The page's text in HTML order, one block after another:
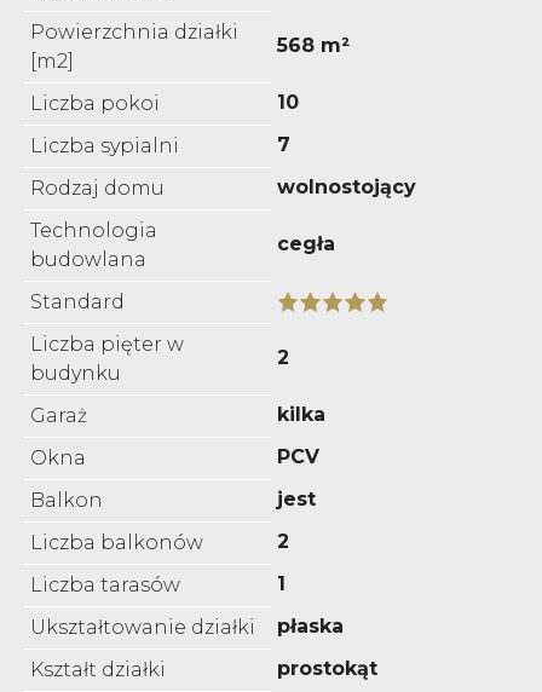
Powierzchnia działki
[m2]
568 m²
Liczba pokoi
10
Liczba sypialni
7
Rodzaj domu
wolnostojący
Technologia
budowlana
cegła
Standard
Liczba pięter w
budynku
2
Garaż
kilka
Okna
PCV
Balkon
jest
Liczba balkonów
2
Liczba tarasów
1
Ukształtowanie działki
płaska
Kształt działki
prostokąt